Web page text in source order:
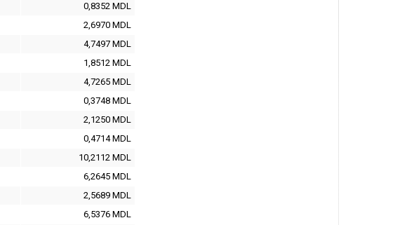
0,8352 MDL
2,6970 MDL
4,7497 MDL
1,8512 MDL
4,7265 MDL
0,3748 MDL
2,1250 MDL
0,4714 MDL
10,2112 MDL
6,2645 MDL
2,5689 MDL
6,5376 MDL